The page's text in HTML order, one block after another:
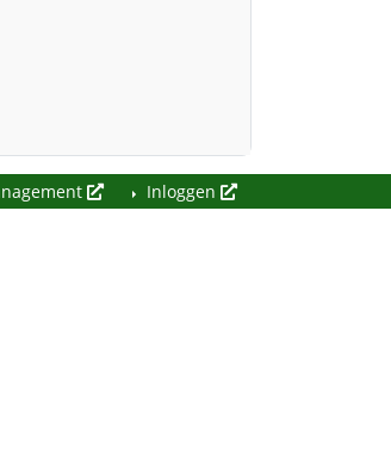
Inloggen